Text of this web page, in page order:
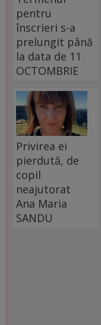
pentru
înscrieri s-a
prelungit până
la data de 11
OCTOMBRIE
Privirea ei
pierdută, de
copil
neajutorat
Ana Maria
SANDU